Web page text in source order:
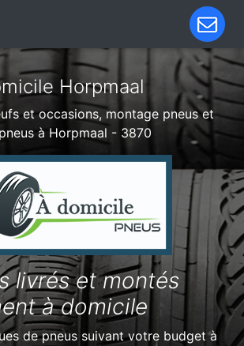
Horpmaal
et occasions, montage pneus et
à Horpmaal - 3870
livrés et montés
à domicile
de pneus suivant votre budget à